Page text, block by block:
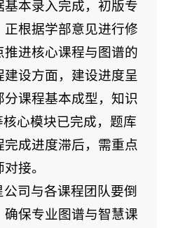
本录入完成，初版专
根据学部意见进行修
进核心课程与图谱的
设方面，建设进度呈
课程基本成型，知识
心模块已完成，题库
成进度滞后，需重点
接。
司与各课程团队要倒
保专业图谱与智慧课